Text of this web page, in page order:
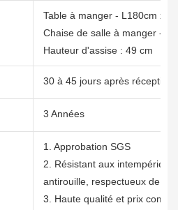
Table à manger - L180cm x
Chaise de salle à manger -
Hauteur d'assise : 49 cm
30 à 45 jours après réception
3 Années
1. Approbation SGS
2. Résistant aux intempéries,
antirouille, respectueux de
3. Haute qualité et prix